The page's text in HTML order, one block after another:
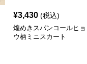
¥3,430 (税込)
煌めきスパンコールヒョ
ウ柄ミニスカート